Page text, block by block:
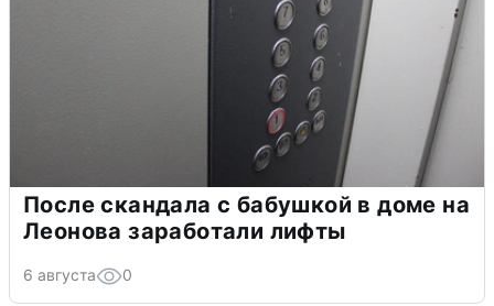
После скандала с бабушкой в доме на
Леонова заработали лифты
6 августа 0